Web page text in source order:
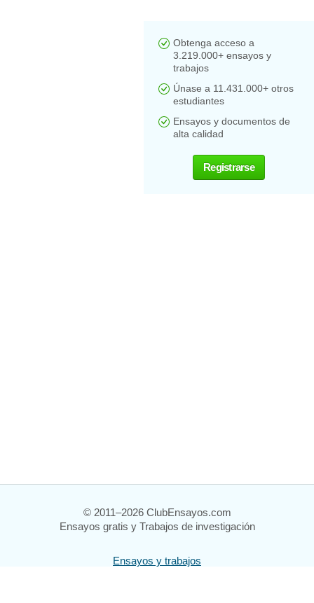
Obtenga acceso a
3.219.000+ ensayos y
trabajos
Únase a 11.431.000+ otros
estudiantes
Ensayos y documentos de
alta calidad
Registrarse
© 2011–2026 ClubEnsayos.com
Ensayos gratis y Trabajos de investigación
Ensayos y trabajos